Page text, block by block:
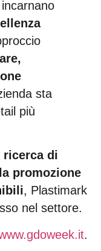
incarnano
sta
più
ricerca di
promozione
, Plastimark
nel settore.
.